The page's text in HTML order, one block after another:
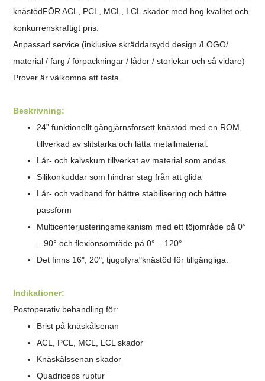
knästödFÖR ACL, PCL, MCL, LCL skador med hög kvalitet och
konkurrenskraftigt pris.
Anpassad service (inklusive skräddarsydd design /LOGO/
material / färg / förpackningar / lådor / storlekar och så vidare)
Prover är välkomna att testa.
Beskrivning:
24” funktionellt gångjärnsförsett knästöd med en ROM,
tillverkad av slitstarka och lätta metallmaterial.
Lår- och kalvskum tillverkat av material som andas
Silikonkuddar som hindrar stag från att glida
Lår- och vadband för bättre stabilisering och bättre
passform
Multicenterjusteringsmekanism med ett töjområde på 0°
– 90° och flexionsområde på 0° – 120°
Det finns 16", 20", tjugofyra"knästöd för tillgängliga.
Indikationer:
Postoperativ behandling för:
Brist på knäskålsenan
ACL, PCL, MCL, LCL skador
Knäskålssenan skador
Quadriceps ruptur